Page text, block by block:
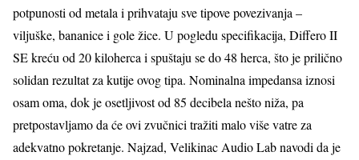
potpunosti od metala i prihvataju sve tipove povezivanja –
viljuške, bananice i gole žice. U pogledu specifikacija, Differo II
SE kreću od 20 kiloherca i spuštaju se do 48 herca, što je prilično
solidan rezultat za kutije ovog tipa. Nominalna impedansa iznosi
osam oma, dok je osetljivost od 85 decibela nešto niža, pa
pretpostavljamo da će ovi zvučnici tražiti malo više vatre za
adekvatno pokretanje. Najzad, Velikinac Audio Lab navodi da je